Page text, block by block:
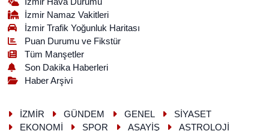
İzmir Namaz Vakitleri
İzmir Trafik Yoğunluk Haritası
Puan Durumu ve Fikstür
Tüm Manşetler
Son Dakika Haberleri
Haber Arşivi
İZMİR GÜNDEM GENEL
SİYASET
EKONOMİ
SPOR ASAYİŞ ASTROLOJİ